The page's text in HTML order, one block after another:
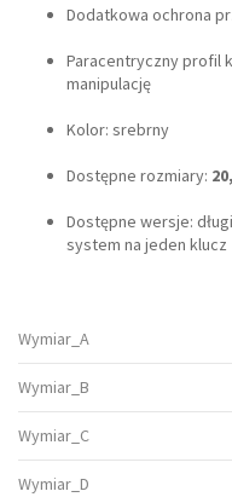
Dodatkowa ochrona
Paracentryczny profil
manipulację
Kolor: srebrny
Dostępne rozmiary:
Dostępne wersje:
system na jeden klucz
Wymiar_A
Wymiar_B
Wymiar_C
Wymiar_D